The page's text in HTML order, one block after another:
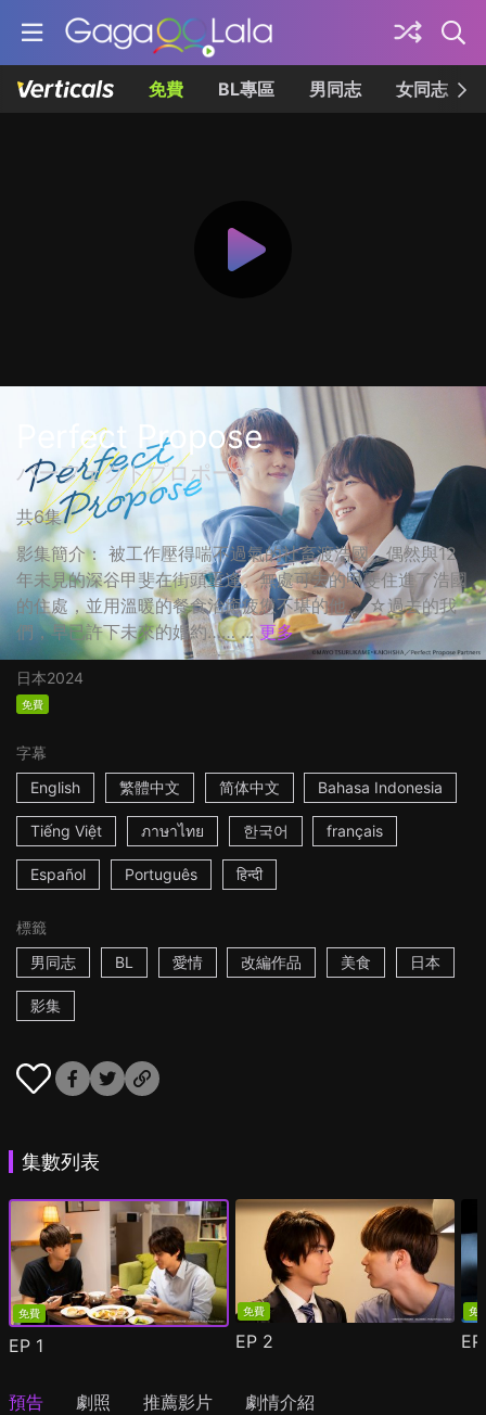
免費 BL專區 男同志 女同志
Perfect Propose
パーフェクトプロポーズ
共6集
影集簡介： 被工作壓得喘不過氣的社畜渡浩國，偶然與12
年未見的深谷甲斐在街頭重逢。無處可去的甲斐住進了浩國
的住處，並用溫暖的餐食治癒疲憊不堪的他。 ☆過去的我
們，早已許下未來的婚約…… ... 更多
日本2024
免費
字幕
English
繁體中文 简体中文 Bahasa Indonesia
Tiếng Việt ภาษาไทย 한국어 français
Español Português हिन्दी
標籤
男同志
BL 愛情 改編作品 美食 日本
影集
集數列表
免費
EP 1
免費
EP 2
免
預告 劇照 推薦影片 劇情介紹